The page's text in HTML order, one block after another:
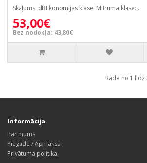
Skaļums: dBEkonomijas klase: Mitruma klase: ..
53,00€
Bez nodokļa: 43,80€
Rāda no 1 līdz
Informācija
Par mums
Piegāde / Apmaksa
Privātuma politika